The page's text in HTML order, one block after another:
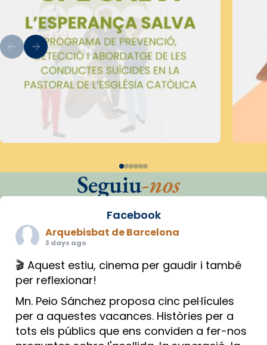
Seguiu-nos
Facebook
Arquebisbat de Barcelona
3 days ago
🎬 Aquest estiu, cinema per gaudir i també
per reflexionar!
Mn. Peio Sánchez proposa cinc pel·lícules
per a aquestes vacances. Històries per a
tots els públics que ens conviden a fer-nos